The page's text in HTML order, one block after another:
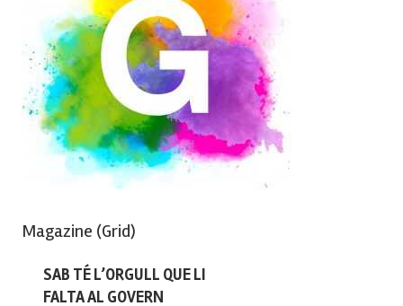
Magazine (Grid)
SAB TÉ L’ORGULL QUE LI
FALTA AL GOVERN